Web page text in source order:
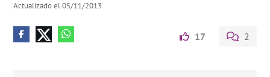
Actualizado el 05/11/2013
17 2